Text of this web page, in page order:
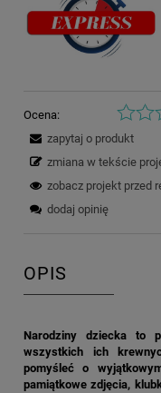
Ocena:
zapytaj o produkt
zmiana w tekście
zobacz projekt przed
dodaj opinię
OPIS
Narodziny dziecka to
wszystkich ich
pomyśleć o
pamiątkowe zdjęcia,